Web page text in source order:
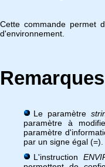
Cette commande permet
d'environnement.
Remarques
Le paramètre
paramètre à
paramètre
par un signe égal (=).
L'instruction